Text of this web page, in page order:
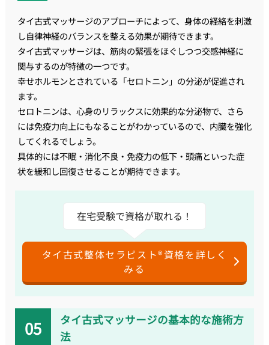
タイ古式マッサージのアプローチによって、身体の経絡を刺激
し自律神経のバランスを整える効果が期待できます。
タイ古式マッサージは、筋肉の緊張をほぐしつつ交感神経に
関与するのが特徴の一つです。
幸せホルモンとされている「セロトニン」の分泌が促進され
ます。
セロトニンは、心身のリラックスに効果的な分泌物で、 さら
には免疫力向上にもなることがわかっているので、内臓を強化
してくれるでしょう。
具体的には不眠・消化不良・免疫力の低下・頭痛といった症
状を緩和し回復させることが期待できます。
在宅受験で資格が取れる！
タイ古式整体セラピスト®資格を詳しく
みる
タイ古式マッサージの基本的な施術方
法